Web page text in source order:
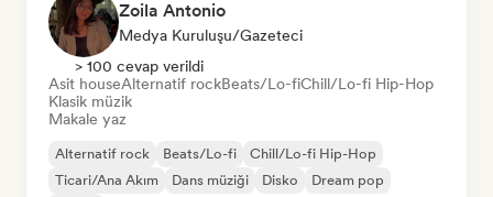
Zoila Antonio
Medya Kuruluşu/Gazeteci
> 100 cevap verildi
Asit houseAlternatif rockBeats/Lo-fiChill/Lo-fi Hip-Hop
Klasik müzik
Makale yaz
Alternatif rock Beats/Lo-fi
Chill/Lo-fi Hip-Hop
Ticari/Ana Akım
Dans müziği Disko
Dream pop